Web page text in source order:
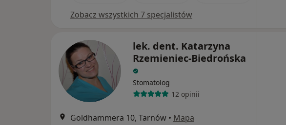
Zobacz wszystkich 7 specjalistów
lek. dent. Katarzyna
Rzemieniec-Biedrońska
Stomatolog
12 opinii
Goldhammera 10, Tarnów • Mapa